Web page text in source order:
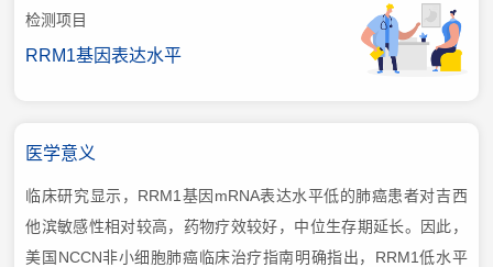
检测项目
RRM1基因表达水平
医学意义
临床研究显示，RRM1基因mRNA表达水平低的肺癌患者对吉西
他滨敏感性相对较高，药物疗效较好，中位生存期延长。因此，
美国NCCN非小细胞肺癌临床治疗指南明确指出，RRM1低水平